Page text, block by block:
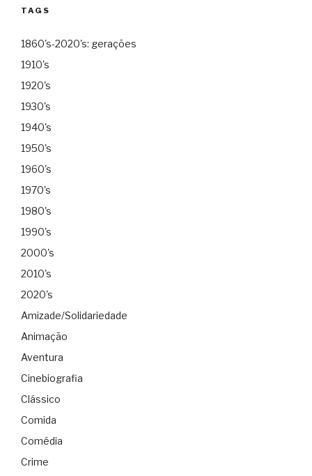
TAGS
1860's-2020's: gerações
1910's
1920's
1930's
1940's
1950's
1960's
1970's
1980's
1990's
2000's
2010's
2020's
Amizade/Solidariedade
Animação
Aventura
Cinebiografia
Clássico
Comida
Comédia
Crime